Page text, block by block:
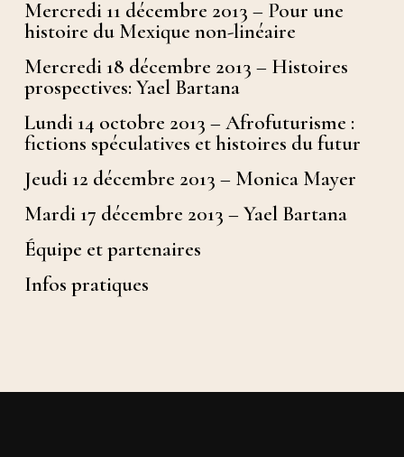
Mercredi 11 décembre 2013 – Pour une
histoire du Mexique non-linéaire
Mercredi 18 décembre 2013 – Histoires
prospectives: Yael Bartana
Lundi 14 octobre 2013 – Afrofuturisme :
fictions spéculatives et histoires du futur
Jeudi 12 décembre 2013 – Monica Mayer
Mardi 17 décembre 2013 – Yael Bartana
Équipe et partenaires
Infos pratiques